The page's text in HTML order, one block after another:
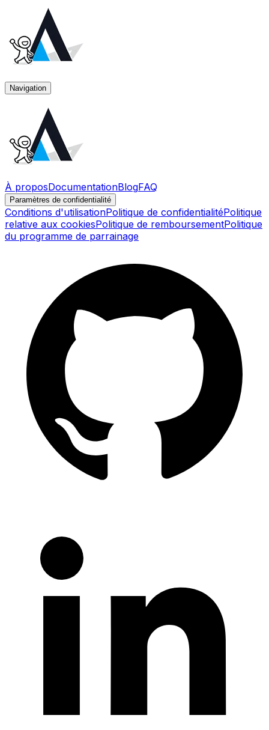
Navigation
À proposDocumentationBlogFAQ
Paramètres de confidentialité
Conditions d'utilisationPolitique de confidentialitéPolitique
relative aux cookiesPolitique de remboursementPolitique
du programme de parrainage